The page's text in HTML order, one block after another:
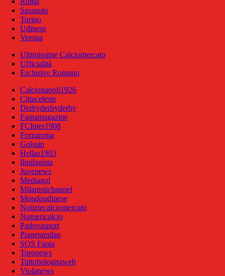
Sassuolo
Torino
Udinese
Verona
Ultimissime Calciomercato
Ufficialità
Esclusive Romano
Calcionapoli1926
Cittaceleste
Derbyderbyderby
Fantamagazine
FCInter1908
Forzaroma
Golssip
Hellas1903
Ilmilanista
Juvenews
Mediagol
Milanistichannel
Mondoudinese
Notiziecalciomercato
Numericalcio
Padovasport
Pianetamilan
SOS Fanta
Toronews
Tuttobolognaweb
Violanews